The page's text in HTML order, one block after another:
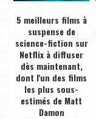
5 meilleurs films à
suspense de
science-fiction sur
Netflix à diffuser
dès maintenant,
dont l'un des films
les plus sous-
estimés de Matt
Damon